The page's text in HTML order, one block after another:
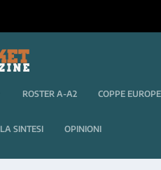
ROSTER A-A2 COPPE
LA SINTESI OPINIONI